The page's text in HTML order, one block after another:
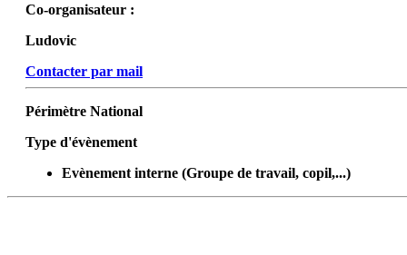
Co-organisateur :
Ludovic
Contacter par mail
Périmètre National
Type d'évènement
Evènement interne (Groupe de travail, copil,...)